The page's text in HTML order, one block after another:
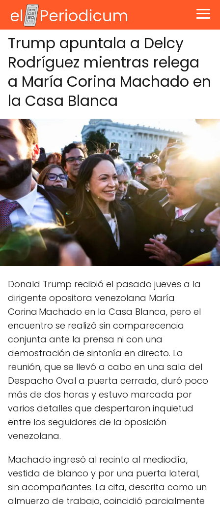
Trump apuntala a Delcy
Rodríguez mientras relega
a María Corina Machado en
la Casa Blanca
Donald Trump recibió el pasado jueves a la
dirigente opositora venezolana María
Corina Machado en la Casa Blanca, pero el
encuentro se realizó sin comparecencia
conjunta ante la prensa ni con una
demostración de sintonía en directo. La
reunión, que se llevó a cabo en una sala del
Despacho Oval a puerta cerrada, duró poco
más de dos horas y estuvo marcada por
varios detalles que despertaron inquietud
entre los seguidores de la oposición
venezolana.
Machado ingresó al recinto al mediodía,
vestida de blanco y por una puerta lateral,
sin acompañantes. La cita, descrita como un
almuerzo de trabajo, coincidió parcialmente